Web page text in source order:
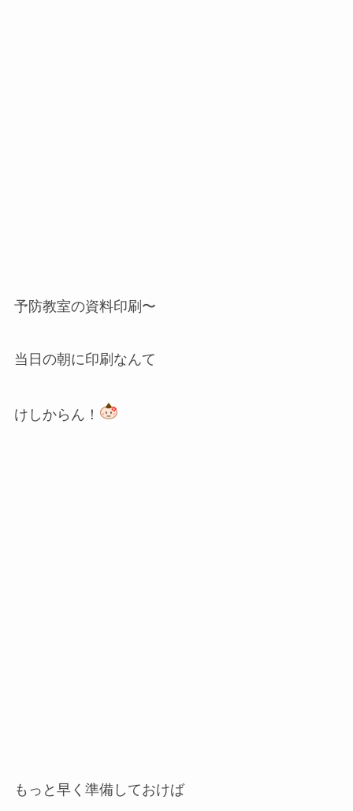
予防教室の資料印刷〜
当日の朝に印刷なんて
けしからん！
もっと早く準備しておけば